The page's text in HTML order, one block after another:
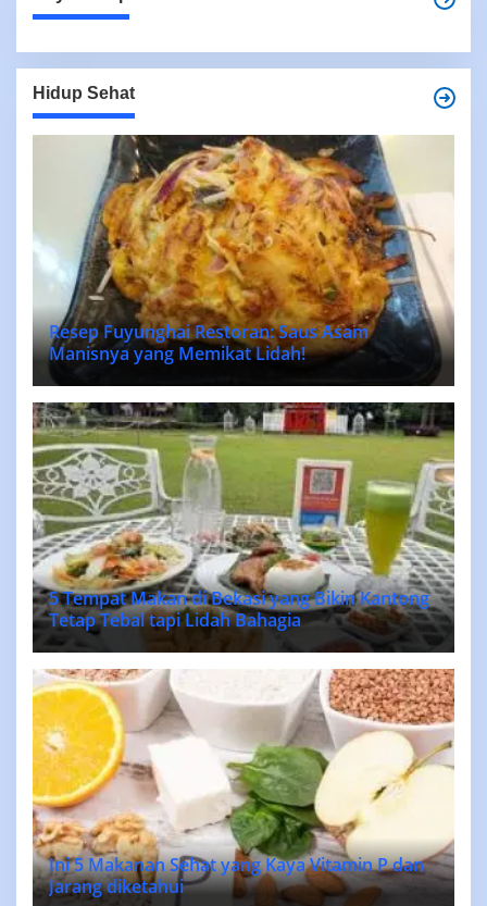
Hidup Sehat
Resep Fuyunghai Restoran: Saus Asam
Manisnya yang Memikat Lidah!
5 Tempat Makan di Bekasi yang Bikin Kantong
Tetap Tebal tapi Lidah Bahagia
Ini 5 Makanan Sehat yang Kaya Vitamin P dan
Jarang diketahui